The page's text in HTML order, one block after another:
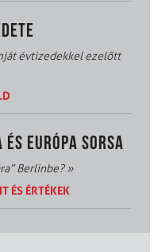
évtizedekkel ezelőtt
EURÓPA SORSA
Berlinbe?»
ÉS ÉRTÉKEK